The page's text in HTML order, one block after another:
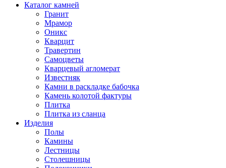
Каталог камней
Гранит
Мрамор
Оникс
Кварцит
Травертин
Самоцветы
Кварцевый агломерат
Известняк
Камни в раскладке бабочка
Камень колотой фактуры
Плитка
Плитка из сланца
Изделия
Полы
Камины
Лестницы
Столешницы